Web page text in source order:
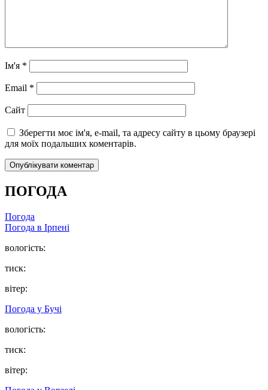
Ім'я *
Email *
Сайт
Зберегти моє ім'я, e-mail, та адресу сайту в цьому браузері
для моїх подальших коментарів.
ПОГОДА
Погода
Погода в Ірпені
вологість:
тиск:
вітер:
Погода у Бучі
вологість:
тиск:
вітер: